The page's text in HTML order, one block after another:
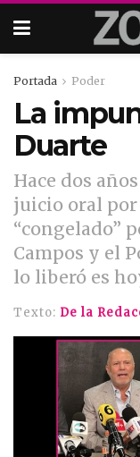
Portada Poder
La
Duarte
Hace dos
juicio oral por
“congelado”
Campos y el
lo liberó es
Texto: De la